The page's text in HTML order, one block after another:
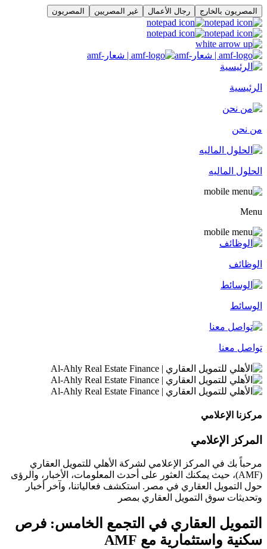
المصريون بالخارج رجال الأعمال غير المصريين المصريون
الرئيسية
من نحن
الحلول الماليه
Menu
الوظائف
الوسائط
تواصل معنا
مركزنا الإعلامي
المركز الإعلامي
مرحباً بك في المركز الإعلامي لشركة الأهلي للتمويل العقاري
(AMF)، حيث يمكنك العثور على أحدث المعلومات، الأخبار، والرؤى
حول التمويل العقاري في مصر. استكشف فعالياتنا، وآخر أخبار
وتحديثات سوق التمويل العقاري بمصر
التمويل العقاري في التجمع الخامس: فرص
سكنية واستثمارية مع AMF